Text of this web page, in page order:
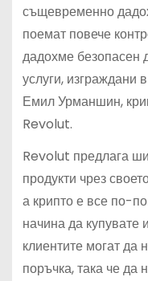
същевременно
поемат повече
дадохме безопасен
услуги, изграждани
Емил Урманшин,
Revolut.
Revolut предлага
продукти чрез
а крипто е все по-
начина да купувате
клиентите могат да
поръчка, така че да